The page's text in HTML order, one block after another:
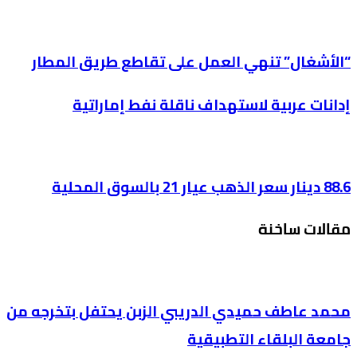
“الأشغال” تنهي العمل على تقاطع طريق المطار
إدانات عربية لاستهداف ناقلة نفط إماراتية
88.6 دينار سعر الذهب عيار 21 بالسوق المحلية
مقالات ساخنة
محمد عاطف حميدي الدريبي الزبن يحتفل بتخرجه من
جامعة البلقاء التطبيقية